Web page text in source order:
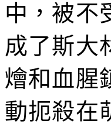
中，被不
成了斯大
燴和血腥
動扼殺在